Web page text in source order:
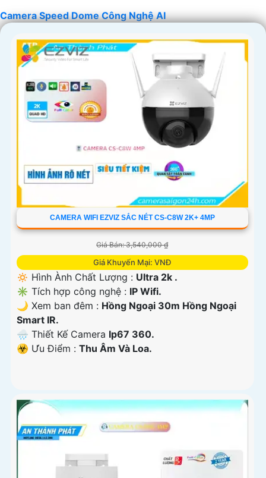
Camera Speed Dome Công Nghệ AI
CAMERA WIFI EZVIZ SẮC NÉT CS-C8W 2K+ 4MP
Giá Bán: 3,540,000 ₫
Giá Khuyến Mại: VNĐ
🔅 Hình Ành Chất Lượng : Ultra 2k .
✳️ Tích hợp công nghệ : IP Wifi.
🌙 Xem ban đêm : Hồng Ngoại 30m Hồng Ngoại
Smart IR.
🌧️ Thiết Kế Camera Ip67 360.
️☣️ Ưu Điểm : Thu Âm Và Loa.